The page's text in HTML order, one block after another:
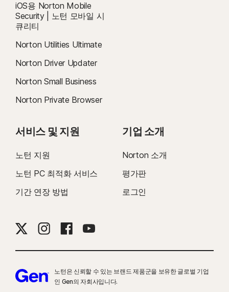
iOS용 Norton Mobile
Security | 노턴 모바일 시
큐리티
Norton Utilities Ultimate
Norton Driver Updater
Norton Small Business
Norton Private Browser
서비스 및 지원
노턴 지원
노턴 PC 최적화 서비스
기간 연장 방법
기업 소개
Norton 소개
평가판
로그인
노턴은 신뢰할 수 있는 브랜드 제품군을 보유한 글로벌 기업
인 Gen의 자회사입니다.